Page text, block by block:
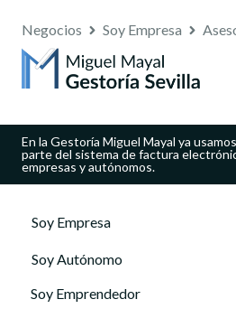
Negocios Soy Empresa
En la Gestoría Miguel Mayal ya
parte del sistema de factura
empresas y autónomos.
Soy Empresa
Soy Autónomo
Soy Emprendedor